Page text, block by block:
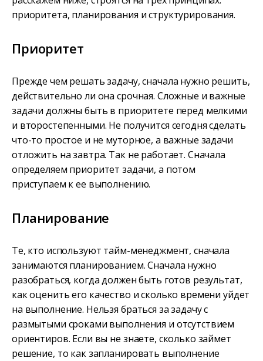
приоритета, планирования и структурирования.
Приоритет
Прежде чем решать задачу, сначала нужно решить,
действительно ли она срочная. Сложные и важные
задачи должны быть в приоритете перед мелкими
и второстепенными. Не получится сегодня сделать
что-то простое и не муторное, а важные задачи
отложить на завтра. Так не работает. Сначала
определяем приоритет задачи, а потом
приступаем к ее выполнению.
Планирование
Те, кто используют тайм-менеджмент, сначала
занимаются планированием. Сначала нужно
разобраться, когда должен быть готов результат,
как оценить его качество и сколько времени уйдет
на выполнение. Нельзя браться за задачу с
размытыми сроками выполнения и отсутствием
ориентиров. Если вы не знаете, сколько займет
решение, то как запланировать выполнение